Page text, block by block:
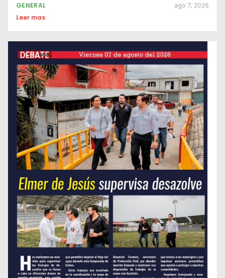
GENERAL ago 7, 2026
Leer mas